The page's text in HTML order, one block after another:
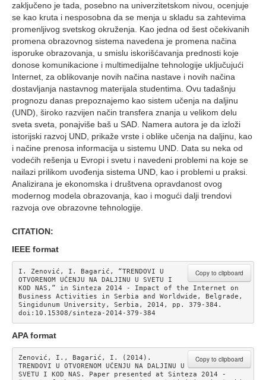
zaključeno je tada, posebno na univerzitetskom nivou, ocenjuje
se kao kruta i nesposobna da se menja u skladu sa zahtevima
promenljivog svetskog okruženja. Kao jedna od šest očekivanih
promena obrazovnog sistema navedena je promena načina
isporuke obrazovanja, u smislu iskorišćavanja prednosti koje
donose komunikacione i multimedijalne tehnologije uključujući
Internet, za oblikovanje novih načina nastave i novih načina
dostavljanja nastavnog materijala studentima. Ovu tadašnju
prognozu danas prepoznajemo kao sistem učenja na daljinu
(UND), široko razvijen način transfera znanja u velikom delu
sveta sveta, ponajviše baš u SAD. Namera autora je da izloži
istorijski razvoj UND, prikaže vrste i oblike učenja na daljinu, kao
i načine prenosa informacija u sistemu UND. Data su neka od
vodećih rešenja u Evropi i svetu i navedeni problemi na koje se
nailazi prilikom uvođenja sistema UND, kao i problemi u praksi.
Analizirana je ekonomska i društvena opravdanost ovog
modernog modela obrazovanja, kao i mogući dalji trendovi
razvoja ove obrazovne tehnologije.
CITATION:
IEEE format
Copy to clipboard
I. Zenović, I. Bagarić, “TRENDOVI U
OTVORENOM UČENJU NA DALJINU U SVETU I
KOD NAS,” in Sinteza 2014 - Impact of the Internet on
Business Activities in Serbia and Worldwide, Belgrade,
Singidunum University, Serbia, 2014, pp. 379-384.
doi:10.15308/sinteza-2014-379-384
APA format
Copy to clipboard
Zenović, I., Bagarić, I. (2014).
TRENDOVI U OTVORENOM UČENJU NA DALJINU U
SVETU I KOD NAS. Paper presented at Sinteza 2014 -